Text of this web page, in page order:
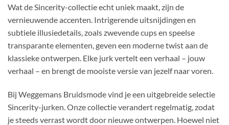
Wat de Sincerity-collectie echt uniek maakt, zijn de
vernieuwende accenten. Intrigerende uitsnijdingen en
subtiele illusiedetails, zoals zwevende cups en speelse
transparante elementen, geven een moderne twist aan de
klassieke ontwerpen. Elke jurk vertelt een verhaal – jouw
verhaal – en brengt de mooiste versie van jezelf naar voren.
Bij Weggemans Bruidsmode vind je een uitgebreide selectie
Sincerity-jurken. Onze collectie verandert regelmatig, zodat
je steeds verrast wordt door nieuwe ontwerpen. Hoewel niet